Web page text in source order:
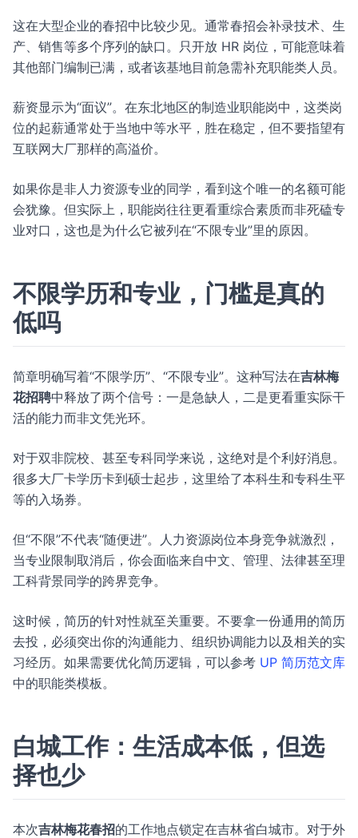
这在大型企业的春招中比较少见。通常春招会补录技术、生
产、销售等多个序列的缺口。只开放 HR 岗位，可能意味着
其他部门编制已满，或者该基地目前急需补充职能类人员。
薪资显示为“面议”。在东北地区的制造业职能岗中，这类岗
位的起薪通常处于当地中等水平，胜在稳定，但不要指望有
互联网大厂那样的高溢价。
如果你是非人力资源专业的同学，看到这个唯一的名额可能
会犹豫。但实际上，职能岗往往更看重综合素质而非死磕专
业对口，这也是为什么它被列在“不限专业”里的原因。
不限学历和专业，门槛是真的
低吗
简章明确写着“不限学历”、“不限专业”。这种写法在吉林梅
花招聘中释放了两个信号：一是急缺人，二是更看重实际干
活的能力而非文凭光环。
对于双非院校、甚至专科同学来说，这绝对是个利好消息。
很多大厂卡学历卡到硕士起步，这里给了本科生和专科生平
等的入场券。
但“不限”不代表“随便进”。人力资源岗位本身竞争就激烈，
当专业限制取消后，你会面临来自中文、管理、法律甚至理
工科背景同学的跨界竞争。
这时候，简历的针对性就至关重要。不要拿一份通用的简历
去投，必须突出你的沟通能力、组织协调能力以及相关的实
习经历。如果需要优化简历逻辑，可以参考 UP 简历范文库
中的职能类模板。
白城工作：生活成本低，但选
择也少
本次吉林梅花春招的工作地点锁定在吉林省白城市。对于外